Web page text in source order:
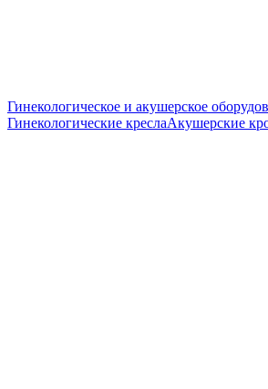
Гинекологическое и акушерское
Гинекологические креслаАкушерские